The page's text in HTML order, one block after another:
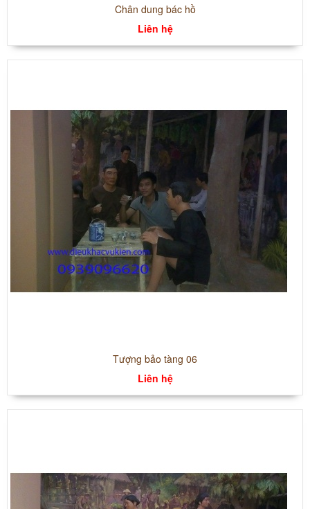
Chân dung bác hồ
Liên hệ
Tượng bảo tàng 06
Liên hệ